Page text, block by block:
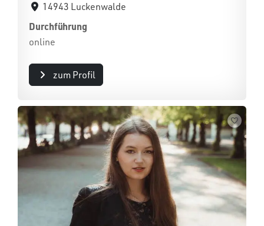
14943 Luckenwalde
Durchführung
online
zum Profil